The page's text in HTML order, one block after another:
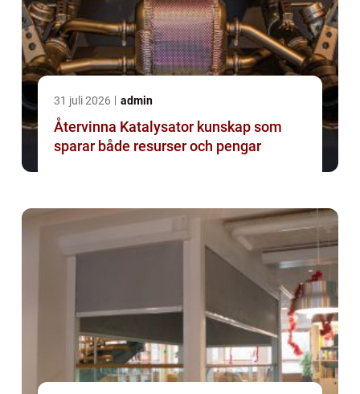
31 juli 2026 admin
Återvinna Katalysator kunskap som
sparar både resurser och pengar